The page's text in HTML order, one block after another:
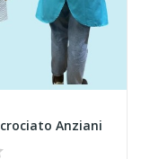
Anziani